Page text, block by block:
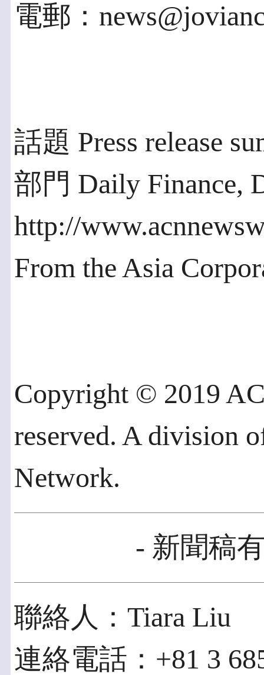
電郵：
話題 Press release
部門 Daily Finance,
http://
From the Asia
Copyright © 2019
reserved. A division
Network.
- 新聞稿
聯絡人：Tiara Liu
連絡電話：+81 3